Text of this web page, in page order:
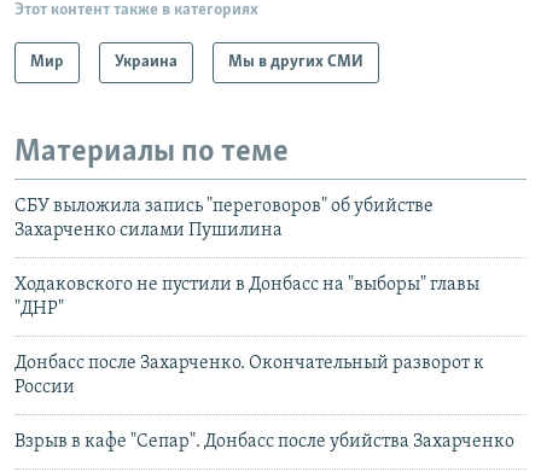
Этот контент также в категориях
Мир Украина Мы в других СМИ
Материалы по теме
СБУ выложила запись "переговоров" об убийстве
Захарченко силами Пушилина
Ходаковского не пустили в Донбасс на "выборы" главы
"ДНР"
Донбасс после Захарченко. Окончательный разворот к
России
Взрыв в кафе "Сепар". Донбасс после убийства Захарченко